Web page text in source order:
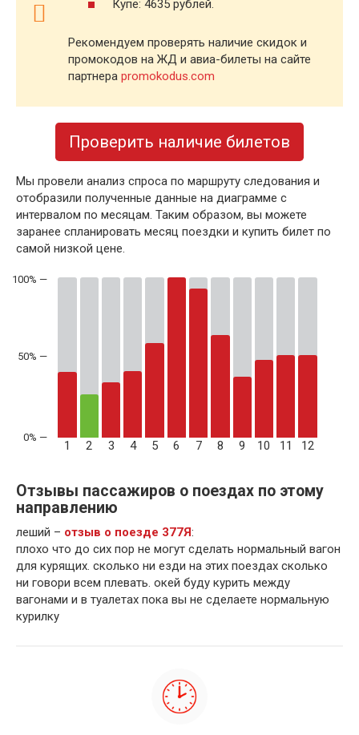
Купе: 4635 рублей.
Рекомендуем проверять наличие скидок и
промокодов на ЖД и авиа-билеты на сайте
партнера promokodus.com
Проверить наличие билетов
Мы провели анализ спроса по маршруту следования и
отобразили полученные данные на диаграмме с
интервалом по месяцам. Таким образом, вы можете
заранее спланировать месяц поездки и купить билет по
самой низкой цене.
50% —
1 2 3 4 5 6 7 8 9 10 11 12
Отзывы пассажиров о поездах по этому
направлению
леший – отзыв о поезде 377Я:
плохо что до сих пор не могут сделать нормальный вагон
для курящих. сколько ни езди на этих поездах сколько
ни говори всем плевать. окей буду курить между
вагонами и в туалетах пока вы не сделаете нормальную
курилку